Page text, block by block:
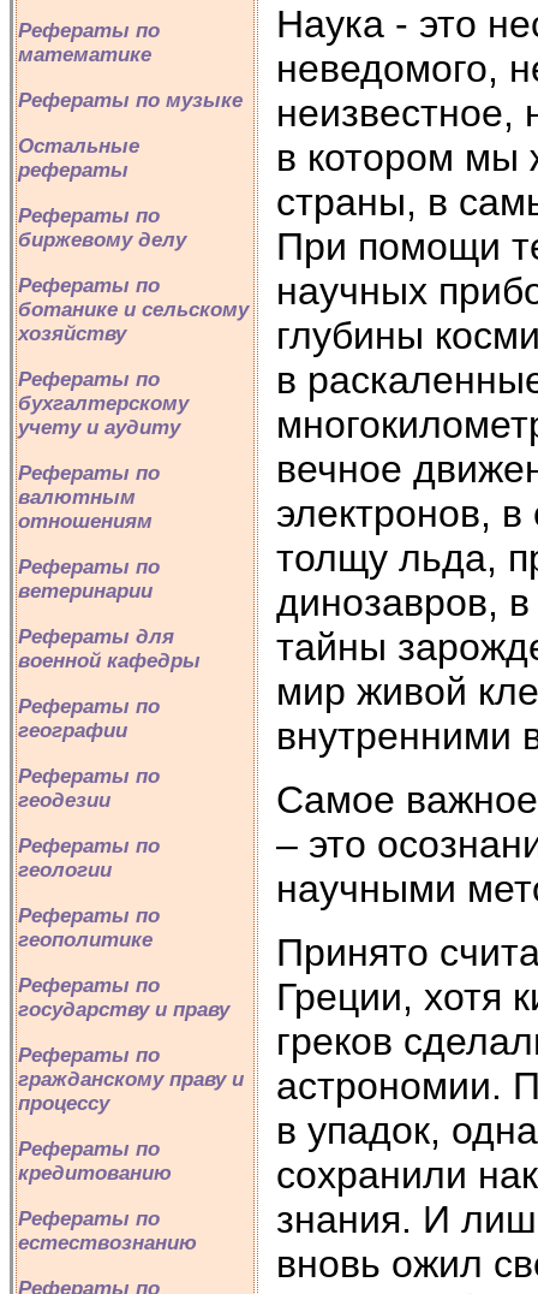
Рефераты по
математике
Рефераты по музыке
Остальные
рефераты
Рефераты по
биржевому делу
Рефераты по
ботанике и сельскому
хозяйству
Рефераты по
бухгалтерскому
учету и аудиту
Рефераты по
валютным
отношениям
Рефераты по
ветеринарии
Рефераты для
военной кафедры
Рефераты по
географии
Рефераты по
геодезии
Рефераты по
геологии
Рефераты по
геополитике
Рефераты по
государству и праву
Рефераты по
гражданскому праву и
процессу
Рефераты по
кредитованию
Рефераты по
естествознанию
Рефераты по
Наука - это
неведомого,
неизвестное,
в котором мы
страны, в
При помощи
научных
глубины
в
вечное
электронов,
толщу льда,
динозавров,
тайны
мир живой
Самое
– это
научными
Принято
Греции, хотя
греков
астрономии.
в упадок,
сохранили
знания. И
вновь ожил